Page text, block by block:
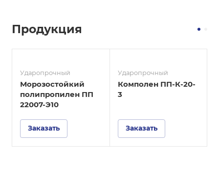
Продукция
Ударопрочный
Морозостойкий
полипропилен ПП
22007-Э10
Заказать
Ударопрочный
Комполен ПП-К-20-
3
Заказать